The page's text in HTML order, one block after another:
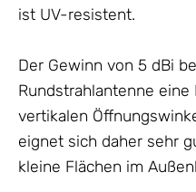
ist UV-resistent.
Der Gewinn von 5 dBi
Rundstrahlantenne
vertikalen
eignet sich daher sehr
kleine Flächen im